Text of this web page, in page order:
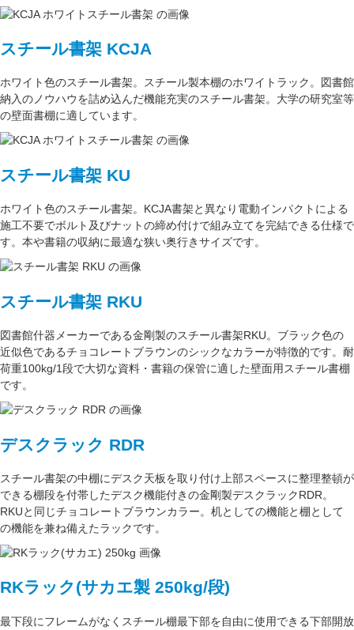
スチール書架 KCJA
ホワイト色のスチール書架。スチール製本棚のホワイトラック。図書館
納入のノウハウを詰め込んだ機能充実のスチール書架。 大学の研究室等
の壁面書棚に適しています。
スチール書架 KU
ホワイト色のスチール書架。KCJA書架と異なり電動インパクトによる
施工不要でボルト及びナットの締め付けで組み立てを完結できる仕様で
す。本や書籍の収納に最適な狭い奥行きサイズです。
スチール書架 RKU
図書館什器メーカーである金剛製のスチール書架RKU。ブラック色の
近似色であるチョコレートブラウンのシックなカラーが特徴的です。耐
荷重100kg/1段で大切な資料・書籍の保管に適した壁面用スチール書棚
です。
デスクラック RDR
スチール書架の中棚にデスク天板を取り付け上部スペースに整理整頓が
できる棚段を付帯したデスク機能付きの金剛製デスクラックRDR。
RKUと同じチョコレートブラウンカラー。 机としての機能と棚として
の機能を兼ね備えたラックです。
RKラック(サカエ製 250kg/段)
最下段にフレームがなくスチール棚最下部を自由に使用できる下部開放